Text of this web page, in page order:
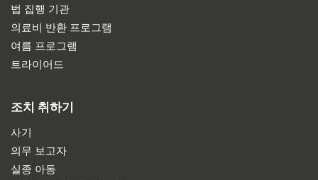
법 집행 기관
의료비 반환 프로그램
여름 프로그램
트라이어드
조치 취하기
사기
의무 보고자
실종 아동